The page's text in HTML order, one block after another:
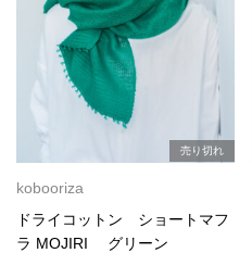
kobooriza
売り切れ
ドライコットン ショートマフ
ラ MOJIRI グリーン